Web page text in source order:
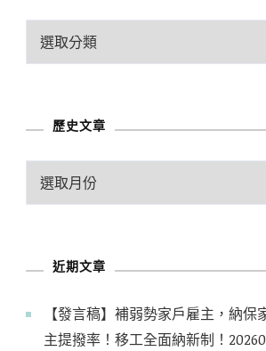
歷史文章
近期文章
【發言稿】補弱勢家戶雇主，納保
主提撥率！移工全面納新制！